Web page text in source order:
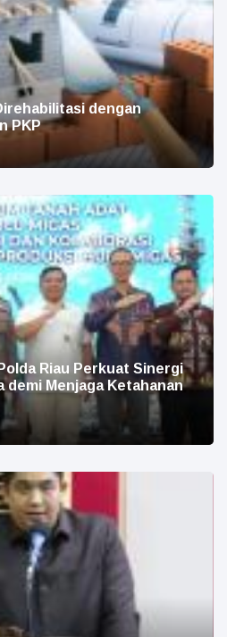
dengan
PKP
Riau Perkuat Sinergi
demi Menjaga Ketahanan